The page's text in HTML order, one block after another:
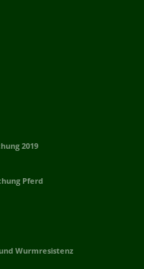
2019
Pferd
Wurmresistenz